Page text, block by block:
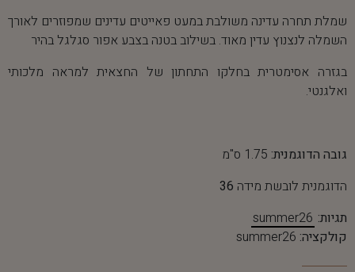
שמלת תחרה עדינה משולבת במעט פאייטים עדינים שמפוזרים לאורך
השמלה לנצנוץ עדין מאוד. בשילוב בטנה בצבע אפור סגלגל בהיר
בגזרה אסימטרית בחלקו התחתון של החצאית למראה מלכותי
ואלגנטי.
גובה הדוגמנית: 1.75 ס"מ
הדוגמנית לובשת מידה 36
תגיות: summer26
קולקציה: summer26